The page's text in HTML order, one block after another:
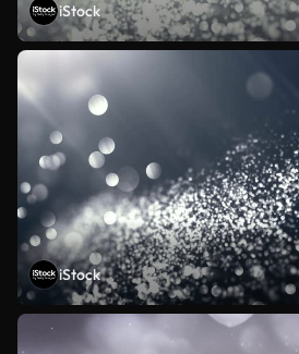
iStock
iStock